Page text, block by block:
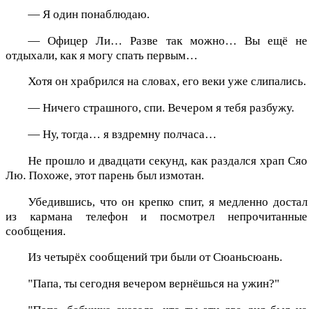
— Я один понаблюдаю.
— Офицер Ли… Разве так можно… Вы ещё не
отдыхали, как я могу спать первым…
Хотя он храбрился на словах, его веки уже слипались.
— Ничего страшного, спи. Вечером я тебя разбужу.
— Ну, тогда… я вздремну полчаса…
Не прошло и двадцати секунд, как раздался храп Сяо
Лю. Похоже, этот парень был измотан.
Убедившись, что он крепко спит, я медленно достал
из кармана телефон и посмотрел непрочитанные
сообщения.
Из четырёх сообщений три были от Сюаньсюань.
"Папа, ты сегодня вечером вернёшься на ужин?"